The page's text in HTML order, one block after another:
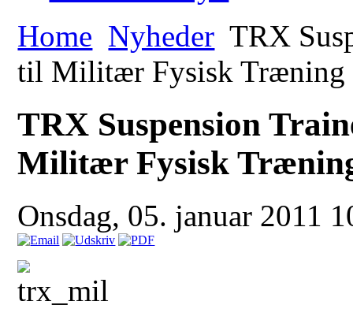
Home Nyheder TRX
til Militær Fysisk Træning
TRX Suspension
Militær Fysisk
Onsdag, 05. januar 2011